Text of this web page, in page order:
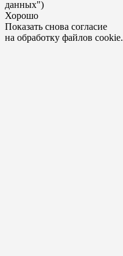
данных")
Хорошо
Показать снова согласие
на обработку файлов cookie.